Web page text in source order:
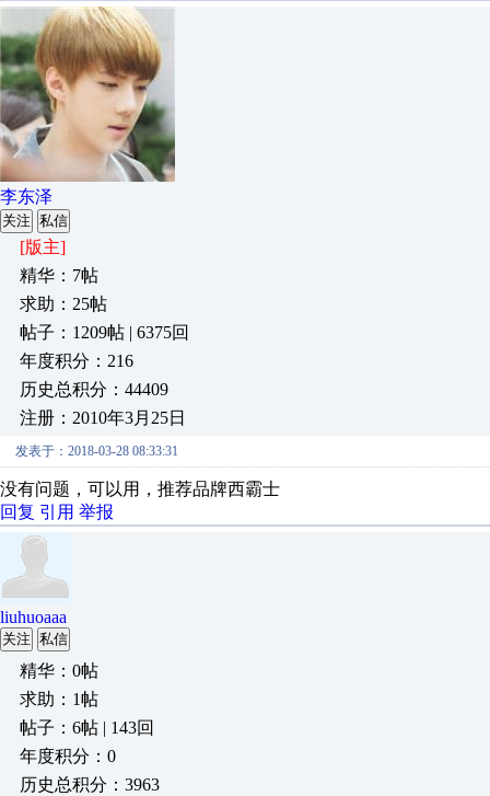
李东泽
关注 私信
[版主]
精华：7帖
求助：25帖
帖子：1209帖 | 6375回
年度积分：216
历史总积分：44409
注册：2010年3月25日
发表于：2018-03-28 08:33:31
没有问题，可以用，推荐品牌西霸士
回复 引用 举报
liuhuoaaa
关注 私信
精华：0帖
求助：1帖
帖子：6帖 | 143回
年度积分：0
历史总积分：3963